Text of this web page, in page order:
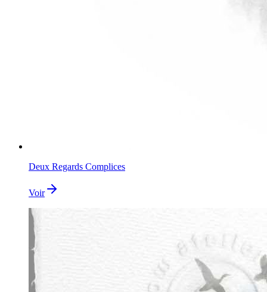
Deux Regards Complices
Voir